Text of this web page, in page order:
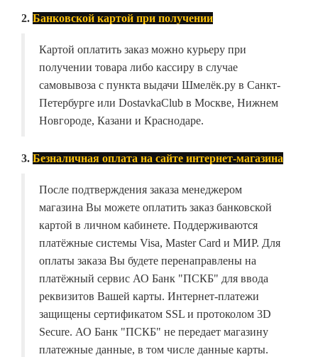
2. Банковской картой при получении
Картой оплатить заказ можно курьеру при
получении товара либо кассиру в случае
самовывоза с пункта выдачи Шмелёк.ру в Санкт-
Петербурге или DostavkaClub в Москве, Нижнем
Новгороде, Казани и Краснодаре.
3. Безналичная оплата на сайте интернет-магазина
После подтверждения заказа менеджером
магазина Вы можете оплатить заказ банковской
картой в личном кабинете. Поддерживаются
платёжные системы Visa, Master Card и МИР. Для
оплаты заказа Вы будете перенаправлены на
платёжный сервис АО Банк "ПСКБ" для ввода
реквизитов Вашей карты. Интернет-платежи
защищены сертификатом SSL и протоколом 3D
Secure. АО Банк "ПСКБ" не передает магазину
платежные данные, в том числе данные карты.